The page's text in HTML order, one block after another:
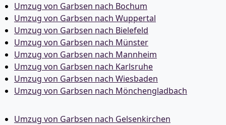
Umzug von Garbsen nach Bochum
Umzug von Garbsen nach Wuppertal
Umzug von Garbsen nach Bielefeld
Umzug von Garbsen nach Münster
Umzug von Garbsen nach Mannheim
Umzug von Garbsen nach Karlsruhe
Umzug von Garbsen nach Wiesbaden
Umzug von Garbsen nach Mönchen­gladbach
Umzug von Garbsen nach Gelsenkirchen